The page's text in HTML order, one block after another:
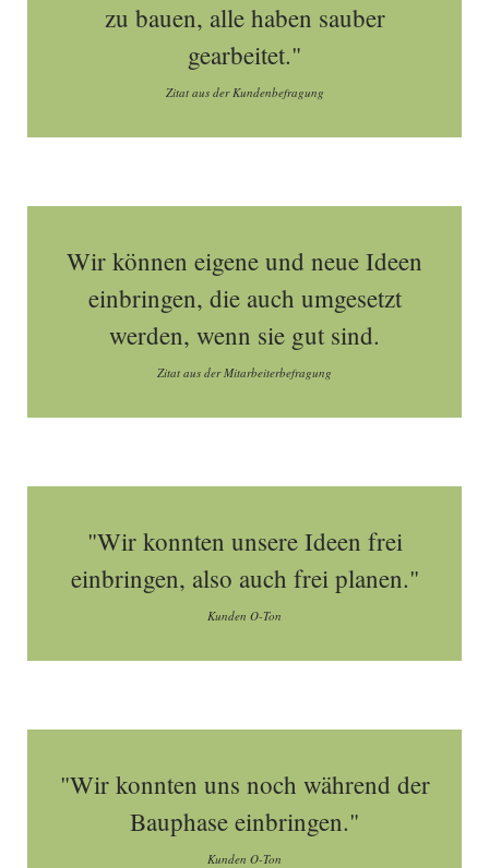
zu bauen, alle haben sauber
gearbeitet."
Zitat aus der Kundenbefragung
Wir können eigene und neue Ideen
einbringen, die auch umgesetzt
werden, wenn sie gut sind.
Zitat aus der Mitarbeiterbefragung
"Wir konnten unsere Ideen frei
einbringen, also auch frei planen."
Kunden O-Ton
"Wir konnten uns noch während der
Bauphase einbringen."
Kunden O-Ton